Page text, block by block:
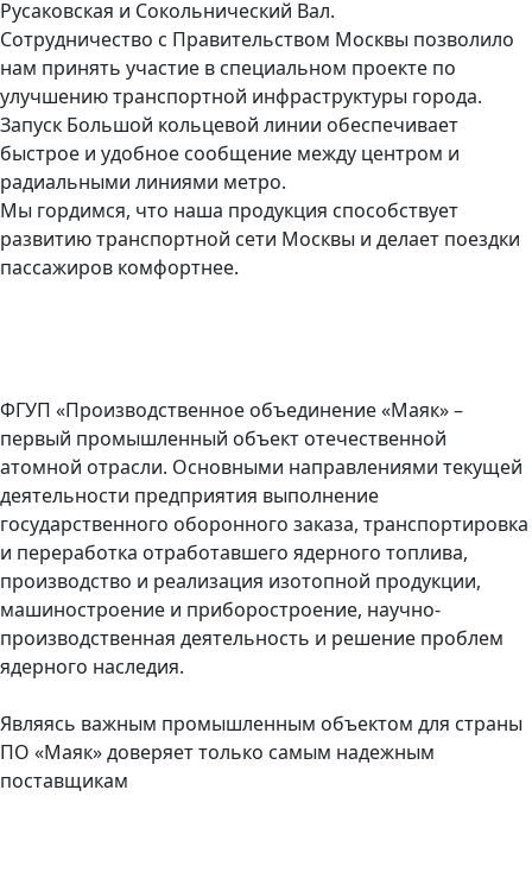
Русаковская и Сокольнический Вал.
Сотрудничество с Правительством Москвы позволило
нам принять участие в специальном проекте по
улучшению транспортной инфраструктуры города.
Запуск Большой кольцевой линии обеспечивает
быстрое и удобное сообщение между центром и
радиальными линиями метро.
Мы гордимся, что наша продукция способствует
развитию транспортной сети Москвы и делает поездки
пассажиров комфортнее.
ФГУП «Производственное объединение «Маяк» –
первый промышленный объект отечественной
атомной отрасли. Основными направлениями текущей
деятельности предприятия выполнение
государственного оборонного заказа, транспортировка
и переработка отработавшего ядерного топлива,
производство и реализация изотопной продукции,
машиностроение и приборостроение, научно-
производственная деятельность и решение проблем
ядерного наследия.
Являясь важным промышленным объектом для страны
ПО «Маяк» доверяет только самым надежным
поставщикам